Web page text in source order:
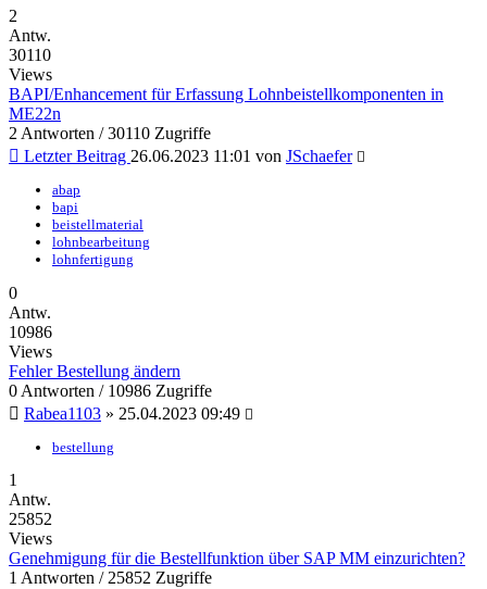
2
Antw.
30110
Views
BAPI/Enhancement für Erfassung Lohnbeistellkomponenten in
ME22n
2 Antworten / 30110 Zugriffe
Letzter Beitrag 26.06.2023 11:01 von JSchaefer
abap
bapi
beistellmaterial
lohnbearbeitung
lohnfertigung
0
Antw.
10986
Views
Fehler Bestellung ändern
0 Antworten / 10986 Zugriffe
Rabea1103 » 25.04.2023 09:49
bestellung
1
Antw.
25852
Views
Genehmigung für die Bestellfunktion über SAP MM einzurichten?
1 Antworten / 25852 Zugriffe